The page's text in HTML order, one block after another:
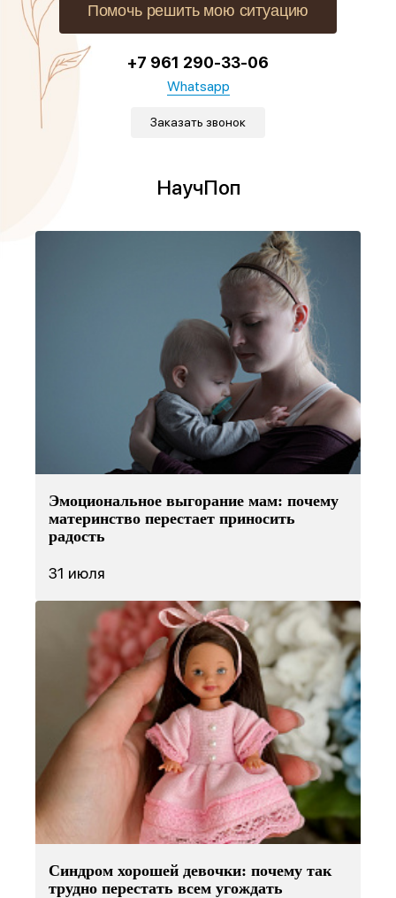
Помочь решить мою ситуацию
+7 961 290-33-06
Whatsapp
Заказать звонок
НаучПоп
Эмоциональное выгорание мам: почему
материнство перестает приносить
радость
31 июля
Синдром хорошей девочки: почему так
трудно перестать всем угождать